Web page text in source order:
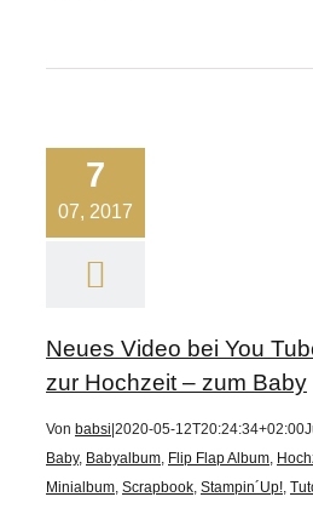
7
07, 2017
Neues Video bei You
zur Hochzeit – zum Baby
Von babsi 2020-05-12T20:24:34+02:00
Baby, Babyalbum, Flip Flap Album,
Minialbum, Scrapbook, Stampin´Up!,